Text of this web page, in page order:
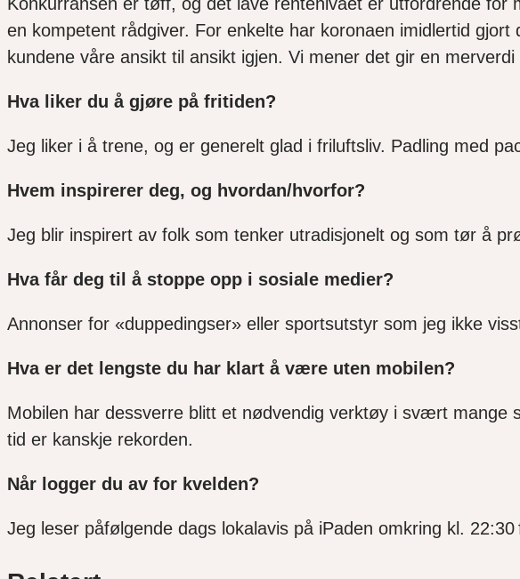
en kompetent rådgiver. For enkelte har koronaen imidlertid
kundene våre ansikt til ansikt igjen. Vi mener det gir en
Hva liker du å gjøre på fritiden?
Jeg liker i å trene, og er generelt glad i friluftsliv. Padling med
Hvem inspirerer deg, og hvordan/hvorfor?
Jeg blir inspirert av folk som tenker utradisjonelt og som tør å
Hva får deg til å stoppe opp i sosiale medier?
Annonser for «duppedingser» eller sportsutstyr som jeg ikke
Hva er det lengste du har klart å være uten mobilen?
Mobilen har dessverre blitt et nødvendig verktøy i svært
tid er kanskje rekorden.
Når logger du av for kvelden?
Jeg leser påfølgende dags lokalavis på iPaden omkring kl.
Del
Del
Del